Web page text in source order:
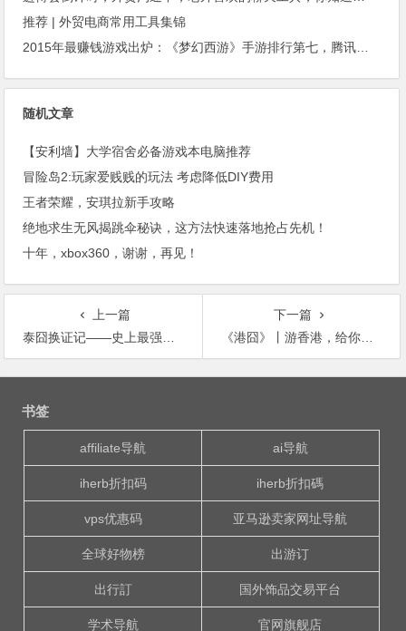
推荐 | 外贸电商常用工具集锦
2015年最赚钱游戏出炉：《梦幻西游》手游排行第七，腾讯总收入进前三
随机文章
【安利墙】大学宿舍必备游戏本电脑推荐
冒险岛2:玩家爱贱贱的玩法 考虑降低DIY费用
王者荣耀，安琪拉新手攻略
绝地求生无风揭跳伞秘诀，这方法快速落地抢占先机！
十年，xbox360，谢谢，再见！
上一篇
泰囧换证记——史上最强经济型曼谷换旅行证攻略
下一篇
《港囧》丨游香港，给你最全的美景、美食攻略
文
书签
affiliate导航 ai导航
iherb折扣码 iherb折扣碼
vps优惠码 亚马逊卖家网址导航
全球好物榜 出游订
出行訂 国外饰品交易平台
学术导航 官网旗舰店